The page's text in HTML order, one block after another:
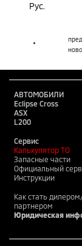
Рус.
АВТОМОБИЛИ
Eclipse Cross
ASX
L200
Сервис
Калькулятор ТО
Запасные части
Официальный
Инструкции
Как стать
партнером
Юридическая